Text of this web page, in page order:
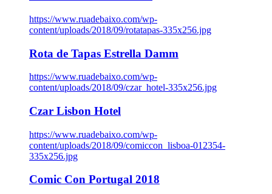
https://www.ruadebaixo.com/wp-
content/uploads/2018/09/rotatapas-335x256.jpg
Rota de Tapas Estrella Damm
https://www.ruadebaixo.com/wp-
content/uploads/2018/09/czar_hotel-335x256.jpg
Czar Lisbon Hotel
https://www.ruadebaixo.com/wp-
content/uploads/2018/09/comiccon_lisboa-012354-
335x256.jpg
Comic Con Portugal 2018